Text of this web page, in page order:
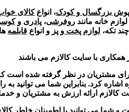
پوش بزرگسال و کودک، انواعکالای
لوازم خانه مانند روفرشی، پادری و
تکه، لوازم پخت و پز و انواع قابلمه
می باشد، امکانات مختلفی برای مشتریان در نظر
کرد. بنابراین شما می توانید به